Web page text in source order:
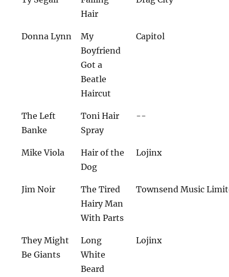
Hair
Donna Lynn
My
Boyfriend
Got a
Beatle
Haircut
Capitol
The Left
Banke
Toni Hair
Spray
--
Mike Viola
Hair of the
Dog
Lojinx
Jim Noir
The Tired
Hairy Man
With Parts
Townsend Music
They Might
Be Giants
Long
White
Beard
Lojinx